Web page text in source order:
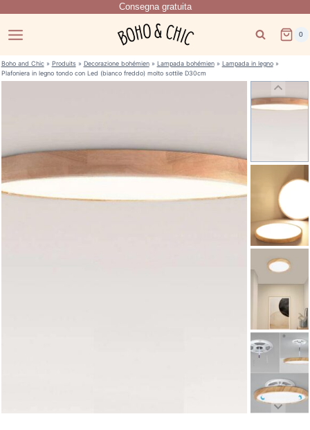
contenuto
Consegna gratuita
0
Boho and Chic» Produits» Decorazione bohémien» Lampada bohémien» Lampada in legno»
Plafoniera in legno tondo con Led (bianco freddo) molto sottile D30cm